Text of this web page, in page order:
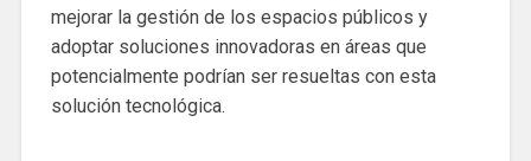
mejorar la gestión de los espacios públicos y
adoptar soluciones innovadoras en áreas que
potencialmente podrían ser resueltas con esta
solución tecnológica.